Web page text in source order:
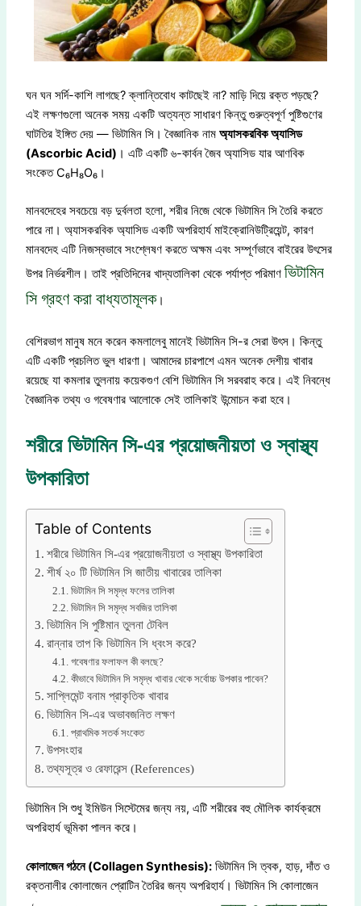
ঘন ঘন সর্দি-কাশি লাগছে? ক্লান্তিবোধ কাটছেই না? মাড়ি দিয়ে রক্ত পড়ছে?
এই লক্ষণগুলো অনেক সময় একটি অত্যন্ত সাধারণ কিন্তু গুরুত্বপূর্ণ পুষ্টিগুণের
ঘাটতির ইঙ্গিত দেয় — ভিটামিন সি। বৈজ্ঞানিক নামঅ্যাসকরবিক অ্যাসিড
(Ascorbic Acid) । এটি একটি ৬-কার্বন জৈব অ্যাসিড যার আণবিক
সংকেত C₆H₈O₆।
মানবদেহের সবচেয়ে বড় দুর্বলতা হলো, শরীর নিজে থেকে ভিটামিন সি তৈরি করতে
পারে না। অ্যাসকরবিক অ্যাসিড একটি অপরিহার্য মাইক্রোনিউট্রিয়েন্ট, কারণ
মানবদেহ এটি নিজস্বভাবে সংশ্লেষণ করতে অক্ষম এবং সম্পূর্ণভাবে বাইরের উৎসের
উপর নির্ভরশীল। তাই প্রতিদিনের খাদ্যতালিকা থেকে পর্যাপ্ত পরিমাণভিটামিন
সি গ্রহণ করা বাধ্যতামূলক।
বেশিরভাগ মানুষ মনে করেন কমলালেবু মানেই ভিটামিন সি-র সেরা উৎস। কিন্তু
এটি একটি প্রচলিত ভুল ধারণা। আমাদের চারপাশে এমন অনেক দেশীয় খাবার
রয়েছে যা কমলার তুলনায় কয়েকগুণ বেশি ভিটামিন সি সরবরাহ করে। এই নিবন্ধে
বৈজ্ঞানিক তথ্য ও গবেষণার আলোকে সেই তালিকাই উন্মোচন করা হবে।
শরীরে ভিটামিন সি-এর প্রয়োজনীয়তা ও স্বাস্থ্য
উপকারিতা
Table of Contents
শরীরে ভিটামিন সি-এর প্রয়োজনীয়তা ও স্বাস্থ্য উপকারিতা
শীর্ষ ২০ টি ভিটামিন সি জাতীয় খাবারের তালিকা
ভিটামিন সি সমৃদ্ধ ফলের তালিকা
ভিটামিন সি সমৃদ্ধ সবজির তালিকা
ভিটামিন সি পুষ্টিমান তুলনা টেবিল
রান্নার তাপ কি ভিটামিন সি ধ্বংস করে?
গবেষণার ফলাফল কী বলছে?
কীভাবে ভিটামিন সি সমৃদ্ধ খাবার থেকে সর্বোচ্চ উপকার পাবেন?
সাপ্লিমেন্ট বনাম প্রাকৃতিক খাবার
ভিটামিন সি-এর অভাবজনিত লক্ষণ
প্রাথমিক সতর্ক সংকেত
উপসংহার
তথ্যসূত্র ও রেফারেন্স (References)
ভিটামিন সি শুধু ইমিউন সিস্টেমের জন্য নয়, এটি শরীরের বহু মৌলিক কার্যক্রমে
অপরিহার্য ভূমিকা পালন করে।
কোলাজেন গঠনে (Collagen Synthesis): ভিটামিন সি ত্বক, হাড়, দাঁত ও
রক্তনালীর কোলাজেন প্রোটিন তৈরির জন্য অপরিহার্য। ভিটামিন সি কোলাজেন